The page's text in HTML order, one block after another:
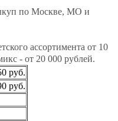
по Москве, МО и
ассортимента от 10
- от 20 000 рублей.
руб.
руб.